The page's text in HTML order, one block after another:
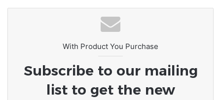
With Product You Purchase
Subscribe to our mailing
list to get the new